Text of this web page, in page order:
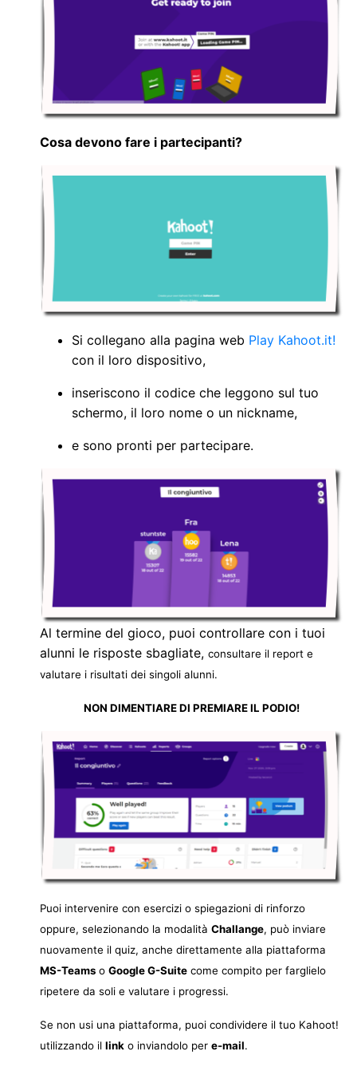
Cosa devono fare i partecipanti?
Si collegano alla pagina web Play Kahoot.it!
con il loro dispositivo,
inseriscono il codice che leggono sul tuo
schermo, il loro nome o un nickname,
e sono pronti per partecipare.
Al termine del gioco, puoi controllare con i tuoi
alunni le risposte sbagliate, consultare il report e
valutare i risultati dei singoli alunni.
NON DIMENTIARE DI PREMIARE IL PODIO!
Puoi intervenire con esercizi o spiegazioni di rinforzo
oppure, selezionando la modalità Challange, può inviare
nuovamente il quiz, anche direttamente alla piattaforma
MS-Teams o Google G-Suite come compito per farglielo
ripetere da soli e valutare i progressi.
Se non usi una piattaforma, puoi condividere il tuo Kahoot!
utilizzando il link o inviandolo per e-mail.